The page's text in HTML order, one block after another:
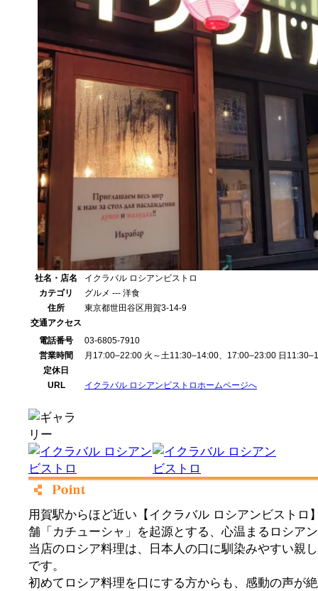
社名・店名
イクラバル ロシアンビストロ
カテゴリ
グルメ --- 洋食
住所
東京都世田谷区用賀3-14-9
交通アクセス
電話番号
03-6805-7910
営業時間
月17:00–22:00 火～土11:30–14:00、17:00–23:00 日
定休日
URL
イクラバル ロシアンビストロホームページへ
用賀駅からほど近い【イクラバル ロシアンビストロ
舗「カチューシャ」を起源とする、心温まるロシア
当店のロシア料理は、日本人の口に馴染みやすい親
です。
初めてロシア料理を口にする方からも、感動の声が